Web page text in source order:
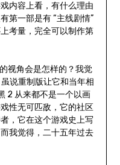
内容上看，有什么理由
第一部是有 “主线剧情”
考量，完全可以制作第
视角会是怎样的？我觉
说重制版让它和当年相
2 从来都不是一个以画
性无可匹敌，它的社区
，它在这个游戏史上写
我觉得，二十五年过去